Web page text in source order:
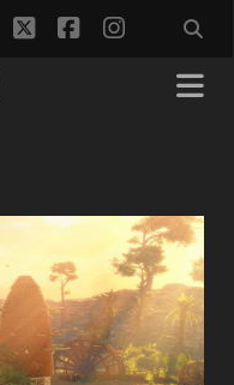
twitterfacebook